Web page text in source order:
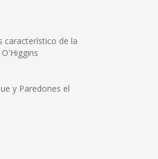
característico de la
y Paredones el